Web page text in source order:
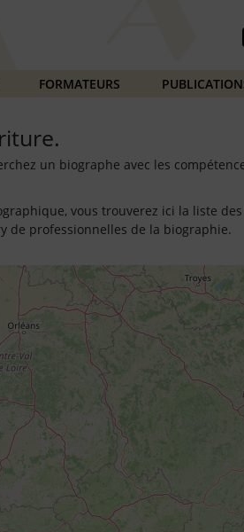
FORMATEURS
un biographe avec les
vous trouverez ici la liste
de professionnelles de la biographie.